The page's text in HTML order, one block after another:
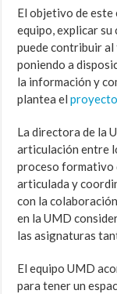
El objetivo de este
equipo, explicar su
puede contribuir
poniendo a
la información y
plantea el
La directora de la
articulación entre
proceso formativo
articulada y
con la
en la UMD
las asignaturas
El equipo UMD
para tener un